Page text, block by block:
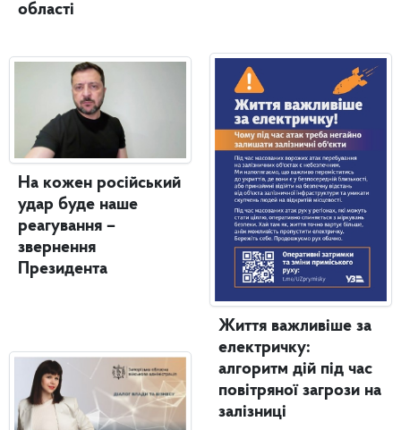
області
На кожен російський
удар буде наше
реагування –
звернення
Президента
Життя важливіше за
електричку:
алгоритм дій під час
повітряної загрози на
залізниці